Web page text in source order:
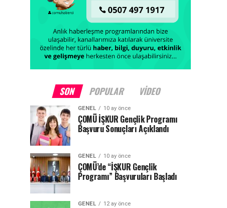
SON POPULAR VIDEO
GENEL 10 ay önce
ÇOMÜ İŞKUR Gençlik Programı
Başvuru Sonuçları Açıklandı
GENEL 10 ay önce
ÇOMÜ’de “İŞKUR Gençlik
Programı” Başvuruları Başladı
GENEL 12 ay önce